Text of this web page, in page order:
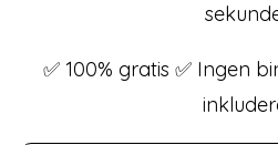
✅ 100% gratis ✅ Ingen